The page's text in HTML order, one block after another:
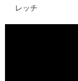
レッチ